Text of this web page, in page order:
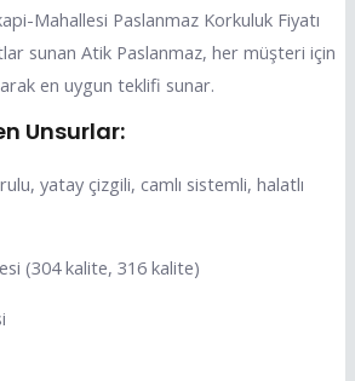
Mahallesi Paslanmaz Korkuluk Fiyatı
sunan Atik Paslanmaz, her müşteri için
en uygun teklifi sunar.
Unsurlar:
yatay çizgili, camlı sistemli, halatlı
(304 kalite, 316 kalite)